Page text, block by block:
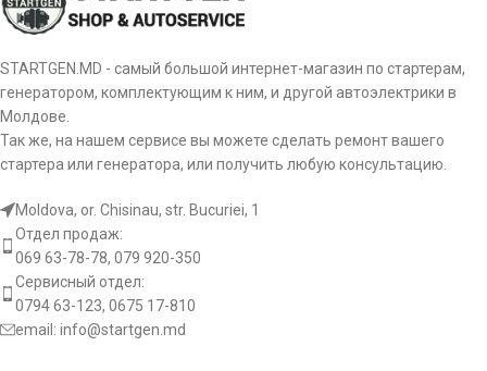
STARTGEN.MD - самый большой интернет-магазин по стартерам,
генератором, комплектующим к ним, и другой автоэлектрики в
Молдове.
Так же, на нашем сервисе вы можете сделать ремонт вашего
стартера или генератора, или получить любую консультацию.
Moldova, or. Chisinau, str. Bucuriei, 1
Отдел продаж:
069 63-78-78, 079 920-350
Сервисный отдел:
0794 63-123, 0675 17-810
email: info@startgen.md